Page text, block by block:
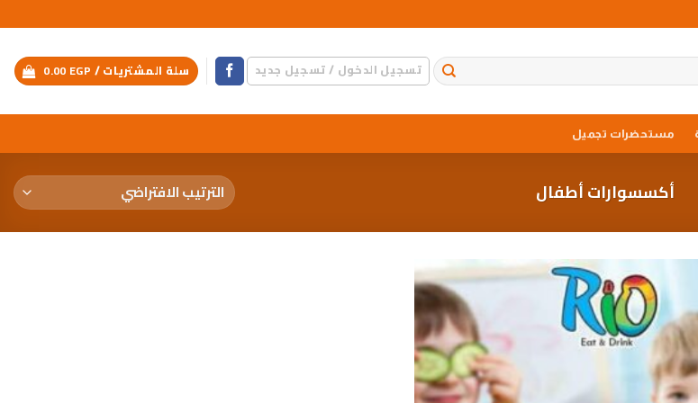
تسجيل الدخول / تسجيل جديد سلة المشتريات / 0.00 EGP
مستحضرات تجميل
أكسسوارات أطفال